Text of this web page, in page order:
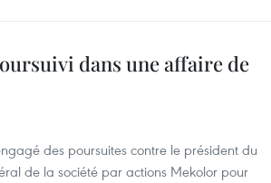
dans une affaire de
des poursuites contre le président du
de la société par actions Mekolor pour